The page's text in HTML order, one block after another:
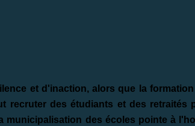
et d'inaction, alors que la
recruter des étudiants et des retraités
municipalisation des écoles pointe à